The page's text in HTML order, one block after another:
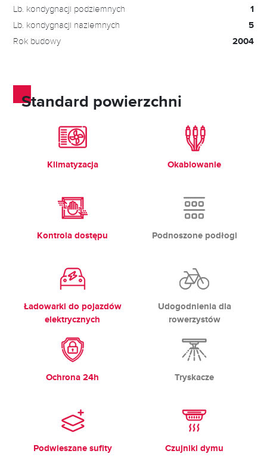
Lb. kondygnacji podziemnych 1
Lb. kondygnacji naziemnych 5
Rok budowy 2004
Standard powierzchni
Klimatyzacja Okablowanie
Kontrola dostępu Podnoszone podłogi
Ładowarki do pojazdów
elektrycznych
Udogodnienia dla
rowerzystów
Ochrona 24h Tryskacze
Podwieszane sufity Czujniki dymu